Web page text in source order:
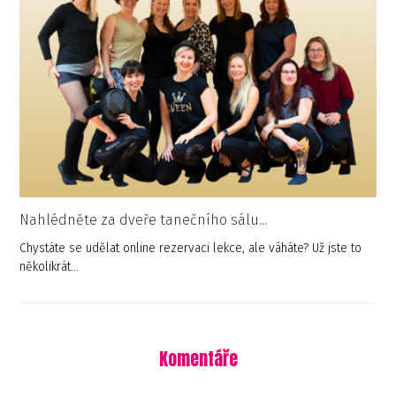
Nahlédněte za dveře tanečního sálu...
Chystáte se udělat online rezervaci lekce, ale váháte? Už jste to
několikrát…
Komentáře